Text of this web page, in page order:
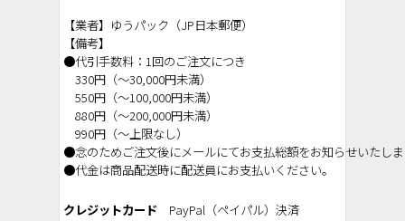
【業者】ゆうパック（JP日本郵便）
【備考】
●代引手数料：1回のご注文につき
330円（～30,000円未満）
550円（～100,000円未満）
880円（～200,000円未満）
990円（～上限なし）
●念のためご注文後にメールにてお支払総額をお知らせいたし
●代金は商品配送時に配送員にお支払いください。
クレジットカード PayPal（ペイパル）決済